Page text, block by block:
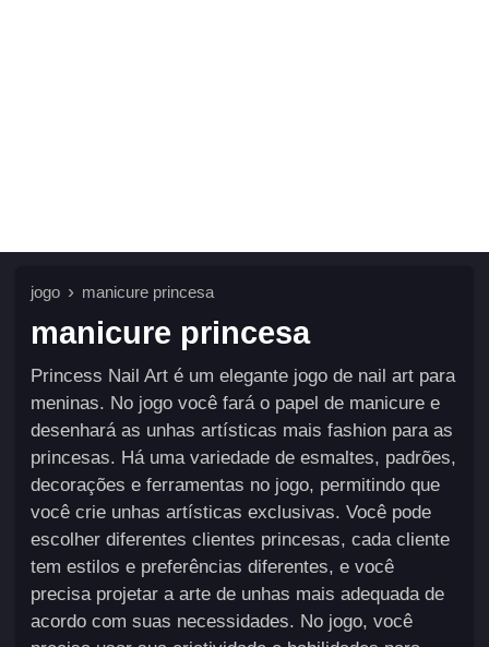
jogo manicure princesa
manicure princesa
Princess Nail Art é um elegante jogo de nail art para
meninas. No jogo você fará o papel de manicure e
desenhará as unhas artísticas mais fashion para as
princesas. Há uma variedade de esmaltes, padrões,
decorações e ferramentas no jogo, permitindo que
você crie unhas artísticas exclusivas. Você pode
escolher diferentes clientes princesas, cada cliente
tem estilos e preferências diferentes, e você
precisa projetar a arte de unhas mais adequada de
acordo com suas necessidades. No jogo, você